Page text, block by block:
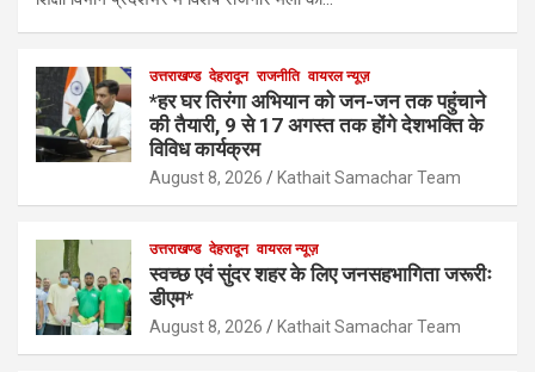
उत्तराखण्ड देहरादून राजनीति वायरल न्यूज़
*हर घर तिरंगा अभियान को जन-जन तक पहुंचाने
की तैयारी, 9 से 17 अगस्त तक होंगे देशभक्ति के
विविध कार्यक्रम
August 8, 2026 Kathait Samachar Team
उत्तराखण्ड देहरादून वायरल न्यूज़
स्वच्छ एवं सुंदर शहर के लिए जनसहभागिता जरूरीः
डीएम*
August 8, 2026 Kathait Samachar Team